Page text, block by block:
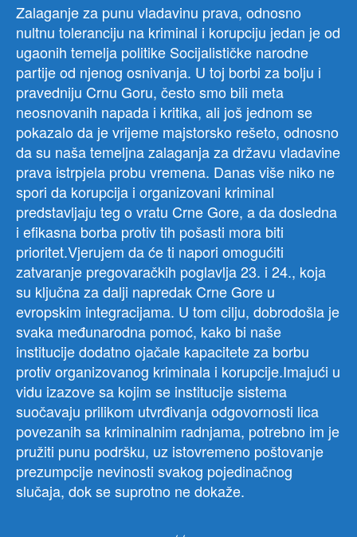
Zalaganje za punu vladavinu prava, odnosno
nultnu toleranciju na kriminal i korupciju jedan je od
ugaonih temelja politike Socijalističke narodne
partije od njenog osnivanja. U toj borbi za bolju i
pravedniju Crnu Goru, često smo bili meta
neosnovanih napada i kritika, ali još jednom se
pokazalo da je vrijeme majstorsko rešeto, odnosno
da su naša temeljna zalaganja za državu vladavine
prava istrpjela probu vremena. Danas više niko ne
spori da korupcija i organizovani kriminal
predstavljaju teg o vratu Crne Gore, a da dosledna
i efikasna borba protiv tih pošasti mora biti
prioritet.Vjerujem da će ti napori omogućiti
zatvaranje pregovaračkih poglavlja 23. i 24., koja
su ključna za dalji napredak Crne Gore u
evropskim integracijama. U tom cilju, dobrodošla je
svaka međunarodna pomoć, kako bi naše
institucije dodatno ojačale kapacitete za borbu
protiv organizovanog kriminala i korupcije.Imajući u
vidu izazove sa kojim se institucije sistema
suočavaju prilikom utvrđivanja odgovornosti lica
povezanih sa kriminalnim radnjama, potrebno im je
pružiti punu podršku, uz istovremeno poštovanje
prezumpcije nevinosti svakog pojedinačnog
slučaja, dok se suprotno ne dokaže.